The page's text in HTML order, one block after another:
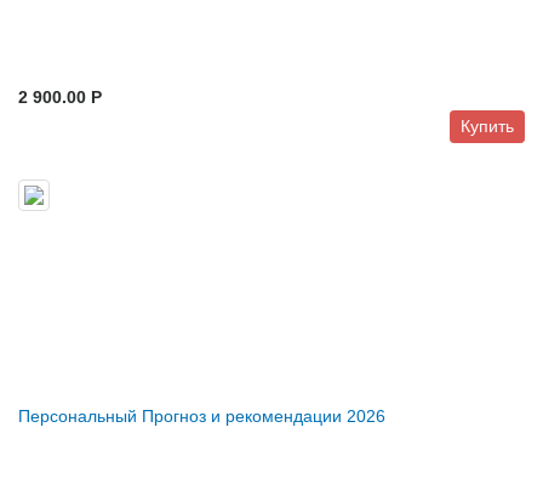
2 900.00 P
Купить
Персональный Прогноз и рекомендации 2026